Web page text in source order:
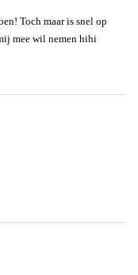
Toch maar is snel op
mee wil nemen hihi